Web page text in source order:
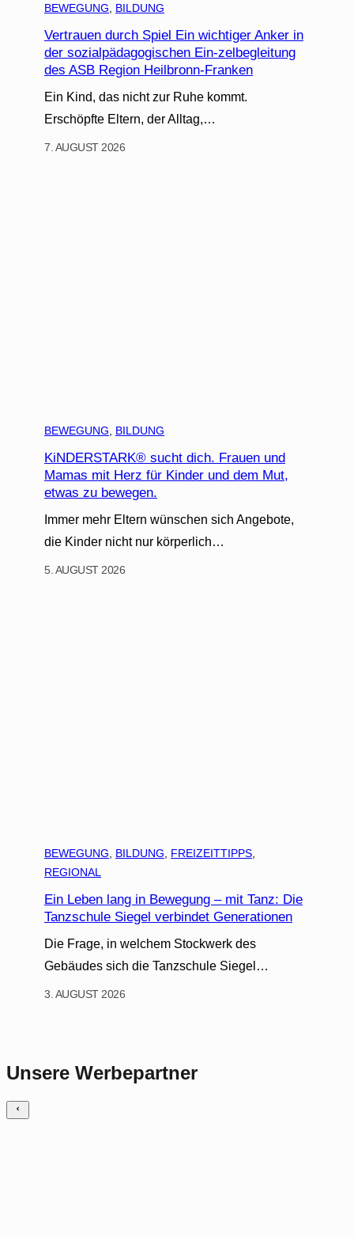
BEWEGUNG BILDUNG
Vertrauen durch Spiel Ein wichtiger Anker in
der sozialpädagogischen Ein-zelbegleitung
des ASB Region Heilbronn-Franken
Ein Kind, das nicht zur Ruhe kommt.
Erschöpfte Eltern, der Alltag,…
7. AUGUST 2026
BEWEGUNG BILDUNG
KiNDERSTARK® sucht dich. Frauen und
Mamas mit Herz für Kinder und dem Mut,
etwas zu bewegen.
Immer mehr Eltern wünschen sich Angebote,
die Kinder nicht nur körperlich…
5. AUGUST 2026
BEWEGUNG BILDUNG FREIZEITTIPPS
REGIONAL
Ein Leben lang in Bewegung – mit Tanz: Die
Tanzschule Siegel verbindet Generationen
Die Frage, in welchem Stockwerk des
Gebäudes sich die Tanzschule Siegel…
3. AUGUST 2026
Unsere Werbepartner